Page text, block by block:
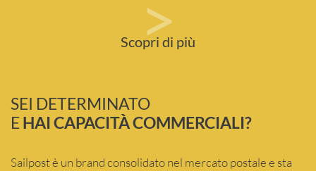
>
Scopri di più
SEI DETERMINATO
EHAI CAPACITÀ COMMERCIALI?
Sailpost è un brand consolidato nel mercato postale e sta